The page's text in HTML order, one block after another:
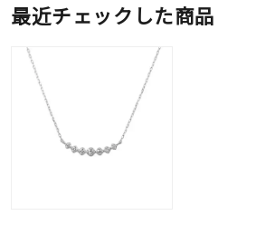
最近チェックした商品